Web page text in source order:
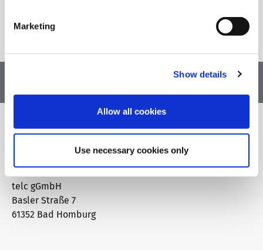
Marketing
Show details
Allow all cookies
Use necessary cookies only
telc gGmbH
Basler Straße 7
61352 Bad Homburg